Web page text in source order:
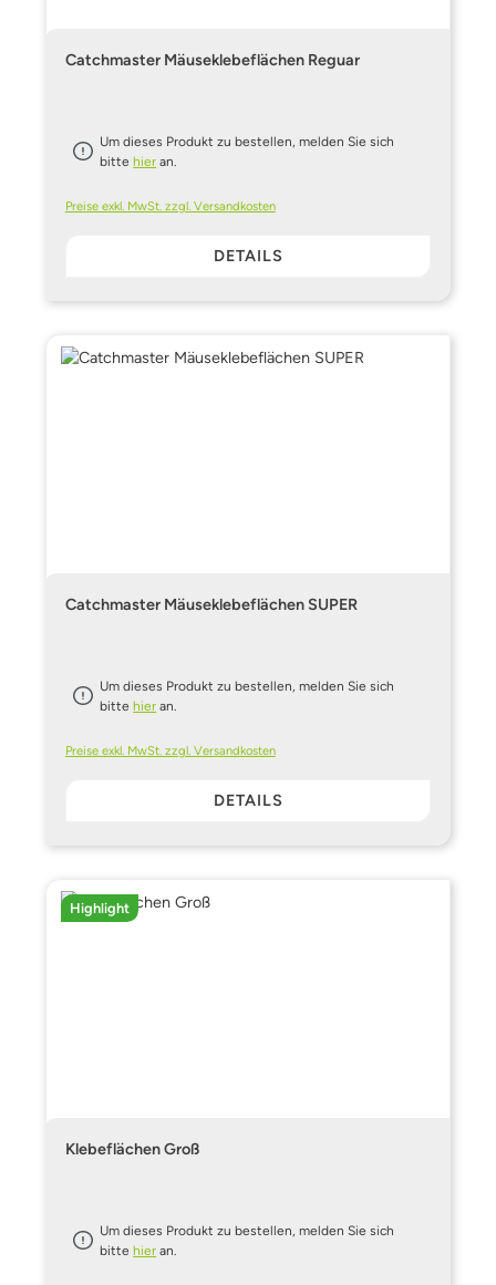
Catchmaster Mäuseklebeflächen Reguar
Um dieses Produkt zu bestellen, melden Sie sich
bittehier an.
Preise exkl. MwSt. zzgl. Versandkosten
DETAILS
Catchmaster Mäuseklebeflächen SUPER
Um dieses Produkt zu bestellen, melden Sie sich
bittehier an.
Preise exkl. MwSt. zzgl. Versandkosten
DETAILS
Highlight
Klebeflächen Groß
Um dieses Produkt zu bestellen, melden Sie sich
bittehier an.